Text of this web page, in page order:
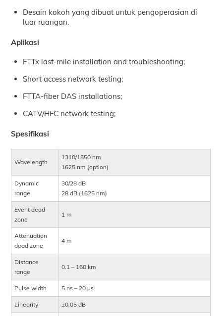
Desain kokoh yang dibuat untuk pengoperasian di
luar ruangan.
Aplikasi
FTTx last-mile installation and troubleshooting;
Short access network testing;
FTTA-fiber DAS installations;
CATV/HFC network testing;
Spesifikasi
Wavelength
1310/1550 nm
1625 nm (option)
Dynamic
range
30/28 dB
28 dB (1625 nm)
Event dead
zone
1 m
Attenuation
dead zone
4 m
Distance
range
0.1 – 160 km
Pulse width 5 ns – 20 μs
Linearity ±0.05 dB